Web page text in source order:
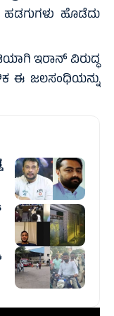
ಹೊಡೆದು
ಇರಾನ್‌ ವಿರುದ್ಧ
ಈ ಜಲಸಂಧಿಯನ್ನು